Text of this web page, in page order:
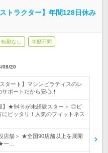
トラクター】年間128日休み
転勤なし 学歴不問
08/20
タート】マシンピラティスのレ
ポートだから安心！
】★94％が未経験スタート ◎ピ
ピッタリ！人気のフィットネス
店舗＞ ★全国90店舗以上を展開
一…